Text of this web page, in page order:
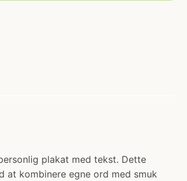
plakat med tekst. Dette
kombinere egne ord med smuk